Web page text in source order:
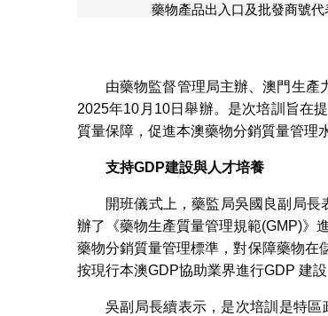
藥物產品出入口及批發商號
由藥物監督管理局主辦、澳門生產
2025年10月10日舉辦。是次培訓旨在
質量保障，促進本澳藥物分銷質量管理
支持GDP建設與人才培養
開班儀式上，藥監局吳國良副局
辦了《藥物生產質量管理規範(GMP)》
藥物分銷質量管理標準，對保障藥物在
按現行本澳GDP協助業界進行GDP 建
吳副局長續表示，是次培訓是特區